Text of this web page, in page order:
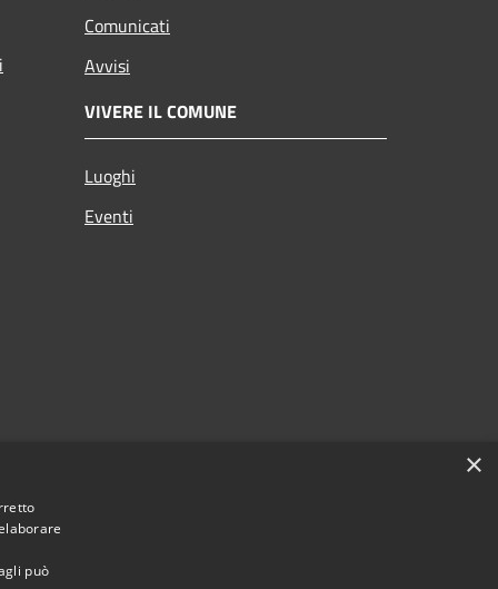
Comunicati
Avvisi
VIVERE IL COMUNE
Luoghi
Eventi
×
può